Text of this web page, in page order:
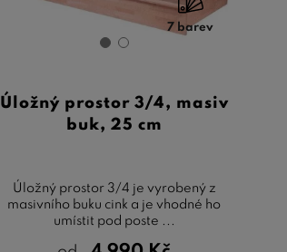
7 barev
Úložný prostor 3/4, masiv
buk, 25 cm
Úložný prostor 3/4 je vyrobený z
masivního buku cink a je vhodné ho
umístit pod poste ...